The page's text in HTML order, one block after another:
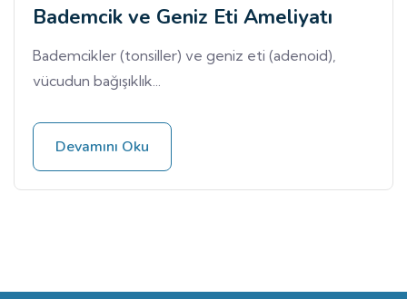
Bademcik ve Geniz Eti Ameliyatı
Bademcikler (tonsiller) ve geniz eti (adenoid),
vücudun bağışıklık...
Devamını Oku